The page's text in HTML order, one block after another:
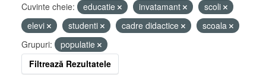
Cuvinte cheie: educatie invatamant
scoli
elevi
studenti cadre didactice
scoala
Grupuri:
populatie
Filtrează Rezultatele